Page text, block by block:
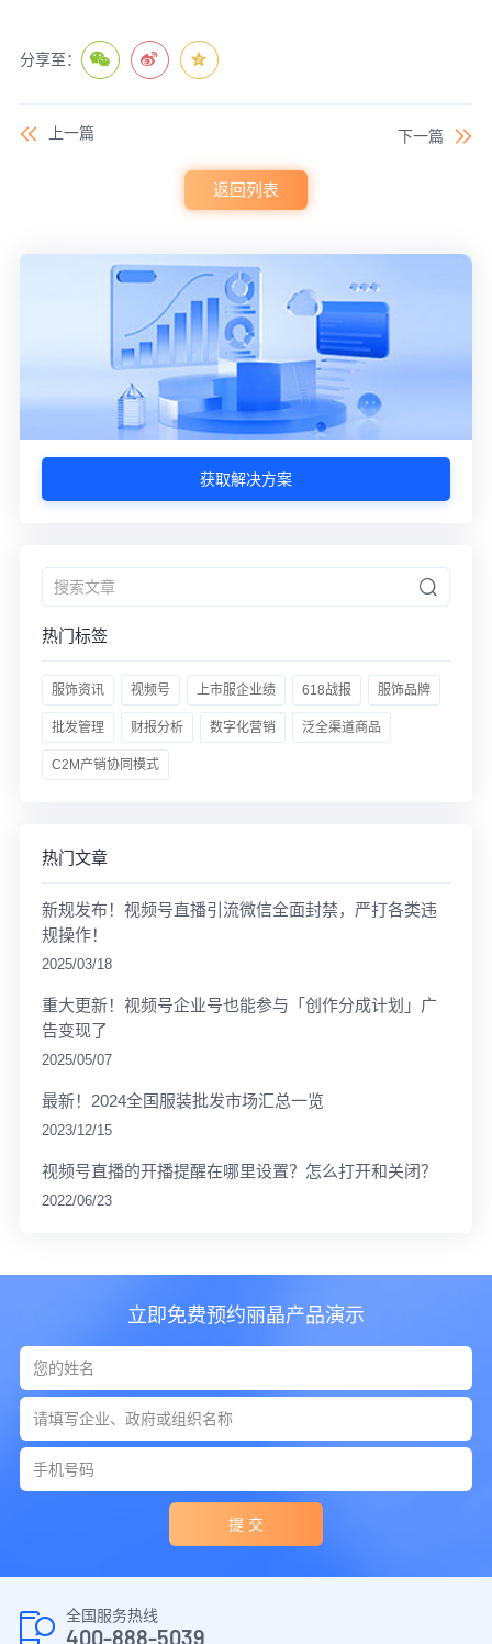
分享至：
上一篇 下一篇
返回列表
获取解决方案
热门标签
服饰资讯 视频号 上市服企业绩 618战报 服饰品牌
批发管理 财报分析 数字化营销 泛全渠道商品
C2M产销协同模式
热门文章
新规发布！视频号直播引流微信全面封禁，严打各类违
规操作！
2025/03/18
重大更新！视频号企业号也能参与「创作分成计划」广
告变现了
2025/05/07
最新！2024全国服装批发市场汇总一览
2023/12/15
视频号直播的开播提醒在哪里设置？怎么打开和关闭？
2022/06/23
立即免费预约丽晶产品演示
提 交
全国服务热线
400-888-5039